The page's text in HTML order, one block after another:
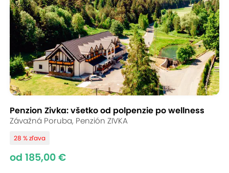
Penzion Zivka: všetko od polpenzie po wellness
Závažná Poruba, Penzión ZIVKA
28 % zľava
od 185,00 €